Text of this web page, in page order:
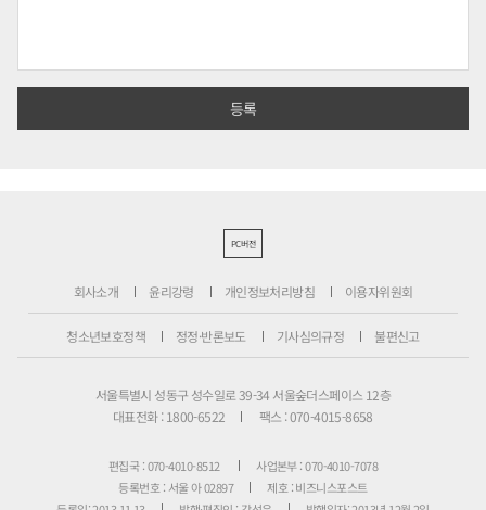
PC버전
회사소개 윤리강령 개인정보처리방침 이용자위원회
청소년보호정책 정정·반론보도 기사심의규정 불편신고
서울특별시 성동구 성수일로 39-34 서울숲더스페이스 12층
대표전화 : 1800-6522
팩스 : 070-4015-8658
편집국 : 070-4010-8512
사업본부 : 070-4010-7078
등록번호 : 서울 아 02897
제호 : 비즈니스포스트